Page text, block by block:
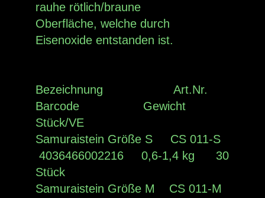
rauhe rötlich/braune
Oberfläche, welche durch
Eisenoxide entstanden ist.
Bezeichnung Art.Nr.
Barcode Gewicht
Stück/VE
Samuraistein Größe S CS 011-S
4036466002216 0,6-1,4 kg 30
Stück
Samuraistein Größe M CS 011-M